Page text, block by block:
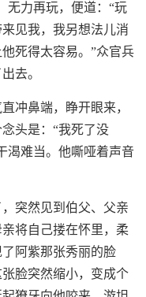
无力再玩，便道：“玩
见我，我另想法儿消
死得太容易。”众官兵
去。
冲鼻端，睁开眼来，
头是：“我死了没
渴难当。他嘶哑着声音
突然见到伯父、父亲
将自己搂在怀里，柔
阿紫那张秀丽的脸
脸突然缩小，变成个